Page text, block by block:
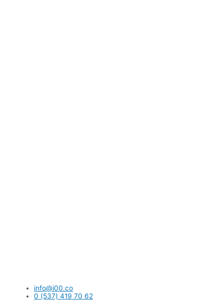
info@i00.co
0 (537) 419 70 62